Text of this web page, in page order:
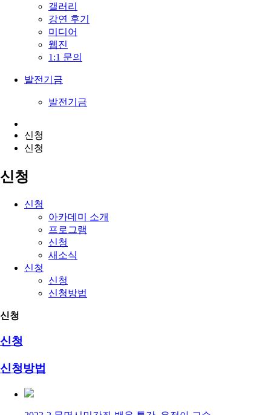
갤러리
강연 후기
미디어
웹진
1:1 문의
발전기금
발전기금
신청
신청
신청
신청
아카데미 소개
프로그램
신청
새소식
신청
신청
신청방법
신청
신청
신청방법